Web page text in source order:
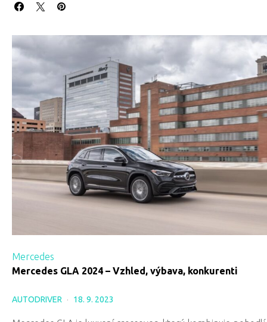
Mercedes
Mercedes GLA 2024 – Vzhled, výbava, konkurenti
AUTODRIVER 18. 9. 2023